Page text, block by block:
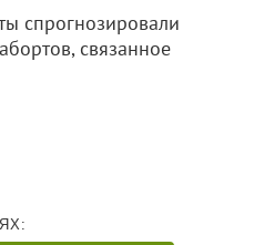
спрогнозировали
связанное